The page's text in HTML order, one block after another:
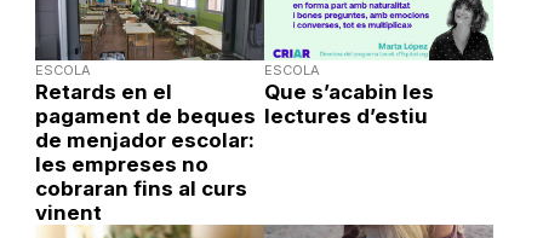
ESCOLA
Retards en el
pagament de beques
de menjador escolar:
les empreses no
cobraran fins al curs
vinent
ESCOLA
Que s’acabin les
lectures d’estiu